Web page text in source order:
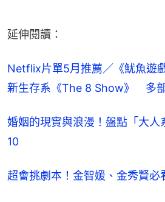
延伸閱讀：
Netflix片單5月推薦／《魷魚遊
新生存系《The 8 Show》　多
婚姻的現實與浪漫！盤點「大人
10
超會挑劇本！金智媛、金秀賢必